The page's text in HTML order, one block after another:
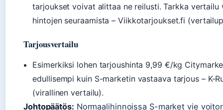
tarjoukset voivat alittaa ne reilusti. Tarkka vertailu
hintojen seuraamista – Viikkotarjoukset.fi
Tarjousvertailu
Esimerkiksi lohen tarjoushinta 9,99 €/kg
edullisempi kuin S-marketin vastaava tarjous – K-
(virallinen vertailu).
Johtopäätös: Normaalihinnoissa S-market vie